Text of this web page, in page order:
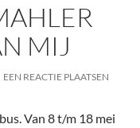
MIJ
EEN REACTIE PLAATSEN
Van 8 t/m 18 mei